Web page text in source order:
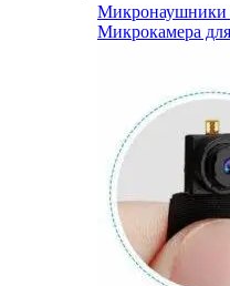
Микронаушники
Микрокамера